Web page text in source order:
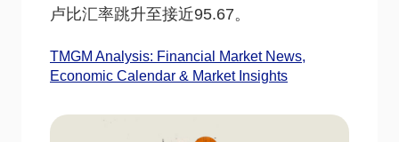
卢比汇率跳升至接近95.67。
TMGM Analysis: Financial Market News,
Economic Calendar & Market Insights